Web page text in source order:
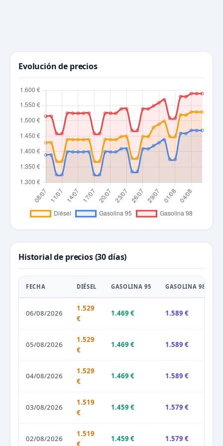
Evolución de precios
Historial de precios (30 días)
FECHA DIÉSEL GASOLINA 95 GASOLINA 98
06/08/2026
1.529
€
1.469 € 1.589 €
05/08/2026
1.529
€
1.469 € 1.589 €
04/08/2026
1.529
€
1.469 € 1.589 €
03/08/2026
1.519
€
1.459 € 1.579 €
02/08/2026
1.519
€
1.459 € 1.579 €